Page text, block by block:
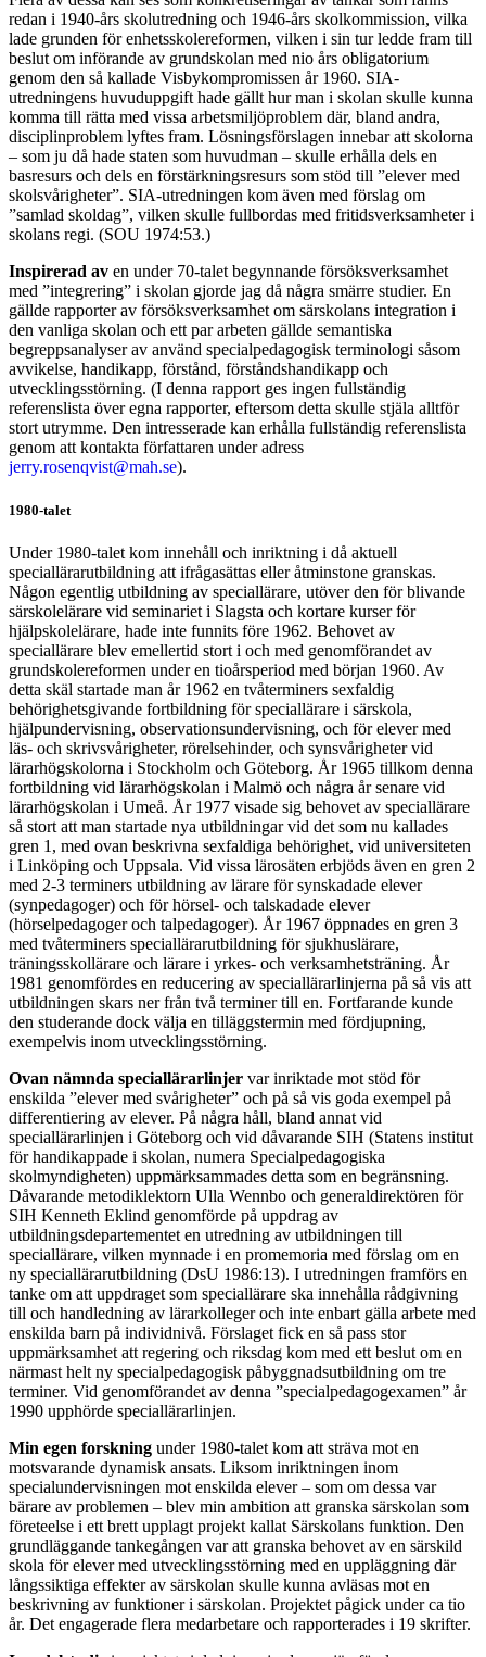
redan i 1940-års skolutredning och 1946-års skolkommission, vilka
lade grunden för enhetsskolereformen, vilken i sin tur ledde fram till
beslut om införande av grundskolan med nio års obligatorium
genom den så kallade Visbykompromissen år 1960. SIA-
utredningens huvuduppgift hade gällt hur man i skolan skulle kunna
komma till rätta med vissa arbetsmiljöproblem där, bland andra,
disciplinproblem lyftes fram. Lösningsförslagen innebar att skolorna
– som ju då hade staten som huvudman – skulle erhålla dels en
basresurs och dels en förstärkningsresurs som stöd till ”elever med
skolsvårigheter”. SIA-utredningen kom även med förslag om
”samlad skoldag”, vilken skulle fullbordas med fritidsverksamheter i
skolans regi. (SOU 1974:53.)
Inspirerad av en under 70-talet begynnande försöksverksamhet
med ”integrering” i skolan gjorde jag då några smärre studier. En
gällde rapporter av försöksverksamhet om särskolans integration i
den vanliga skolan och ett par arbeten gällde semantiska
begreppsanalyser av använd specialpedagogisk terminologi såsom
avvikelse, handikapp, förstånd, förståndshandikapp och
utvecklingsstörning. (I denna rapport ges ingen fullständig
referenslista över egna rapporter, eftersom detta skulle stjäla alltför
stort utrymme. Den intresserade kan erhålla fullständig referenslista
genom att kontakta författaren under adress
jerry.rosenqvist@mah.se).
1980-talet
Under 1980-talet kom innehåll och inriktning i då aktuell
speciallärarutbildning att ifrågasättas eller åtminstone granskas.
Någon egentlig utbildning av speciallärare, utöver den för blivande
särskolelärare vid seminariet i Slagsta och kortare kurser för
hjälpskolelärare, hade inte funnits före 1962. Behovet av
speciallärare blev emellertid stort i och med genomförandet av
grundskolereformen under en tioårsperiod med början 1960. Av
detta skäl startade man år 1962 en tvåterminers sexfaldig
behörighetsgivande fortbildning för speciallärare i särskola,
hjälpundervisning, observationsundervisning, och för elever med
läs- och skrivsvårigheter, rörelsehinder, och synsvårigheter vid
lärarhögskolorna i Stockholm och Göteborg. År 1965 tillkom denna
fortbildning vid lärarhögskolan i Malmö och några år senare vid
lärarhögskolan i Umeå. År 1977 visade sig behovet av speciallärare
så stort att man startade nya utbildningar vid det som nu kallades
gren 1, med ovan beskrivna sexfaldiga behörighet, vid universiteten
i Linköping och Uppsala. Vid vissa lärosäten erbjöds även en gren 2
med 2-3 terminers utbildning av lärare för synskadade elever
(synpedagoger) och för hörsel- och talskadade elever
(hörselpedagoger och talpedagoger). År 1967 öppnades en gren 3
med tvåterminers speciallärarutbildning för sjukhuslärare,
träningsskollärare och lärare i yrkes- och verksamhetsträning. År
1981 genomfördes en reducering av speciallärarlinjerna på så vis att
utbildningen skars ner från två terminer till en. Fortfarande kunde
den studerande dock välja en tilläggstermin med fördjupning,
exempelvis inom utvecklingsstörning.
Ovan nämnda speciallärarlinjer var inriktade mot stöd för
enskilda ”elever med svårigheter” och på så vis goda exempel på
differentiering av elever. På några håll, bland annat vid
speciallärarlinjen i Göteborg och vid dåvarande SIH (Statens institut
för handikappade i skolan, numera Specialpedagogiska
skolmyndigheten) uppmärksammades detta som en begränsning.
Dåvarande metodiklektorn Ulla Wennbo och generaldirektören för
SIH Kenneth Eklind genomförde på uppdrag av
utbildningsdepartementet en utredning av utbildningen till
speciallärare, vilken mynnade i en promemoria med förslag om en
ny speciallärarutbildning (DsU 1986:13). I utredningen framförs en
tanke om att uppdraget som speciallärare ska innehålla rådgivning
till och handledning av lärarkolleger och inte enbart gälla arbete med
enskilda barn på individnivå. Förslaget fick en så pass stor
uppmärksamhet att regering och riksdag kom med ett beslut om en
närmast helt ny specialpedagogisk påbyggnadsutbildning om tre
terminer. Vid genomförandet av denna ”specialpedagogexamen” år
1990 upphörde speciallärarlinjen.
Min egen forskning under 1980-talet kom att sträva mot en
motsvarande dynamisk ansats. Liksom inriktningen inom
specialundervisningen mot enskilda elever – som om dessa var
bärare av problemen – blev min ambition att granska särskolan som
företeelse i ett brett upplagt projekt kallat Särskolans funktion. Den
grundläggande tankegången var att granska behovet av en särskild
skola för elever med utvecklingsstörning med en uppläggning där
långssiktiga effekter av särskolan skulle kunna avläsas mot en
beskrivning av funktioner i särskolan. Projektet pågick under ca tio
år. Det engagerade flera medarbetare och rapporterades i 19 skrifter.